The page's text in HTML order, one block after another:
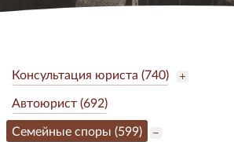
Консультация юриста (740)
Автоюрист (692)
Семейные споры (599)